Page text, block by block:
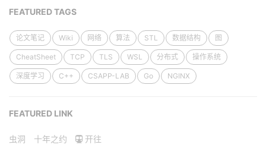
FEATURED TAGS
论文笔记 Wiki 网络 算法 STL 数据结构 图
CheatSheet TCP TLS WSL 分布式 操作系统
深度学习 C++ CSAPP-LAB Go NGINX
FEATURED LINK
虫洞 十年之约 开往